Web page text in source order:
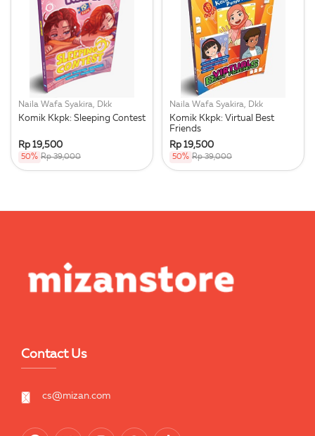
Naila Wafa Syakira, Dkk
Komik Kkpk: Sleeping Contest
Rp 19,500
50% Rp 39,000
Naila Wafa Syakira, Dkk
Komik Kkpk: Virtual Best
Friends
Rp 19,500
50% Rp 39,000
Contact Us
cs@mizan.com